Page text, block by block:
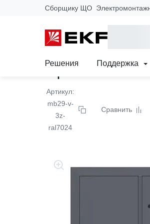
Сборщику ЩО
Решения Поддержка
Главная
Нестандартные ЩЭ и
Щит этажный
Артикул:
mb29-v-
3z-
ral7024
Сравнить